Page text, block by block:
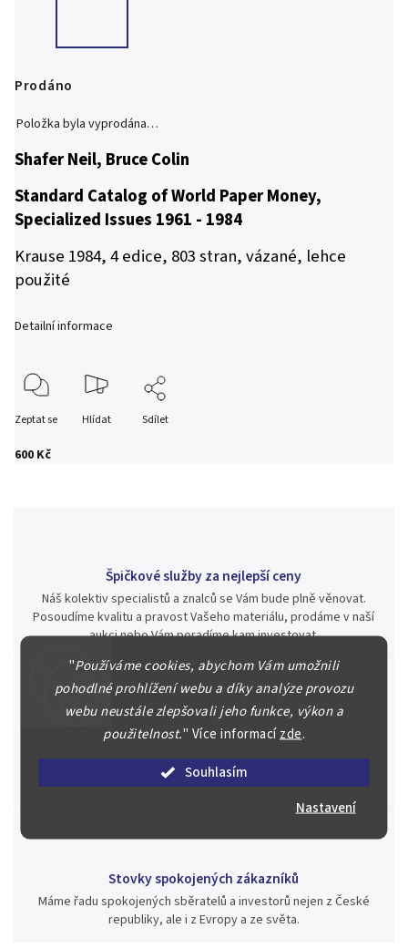
"Používáme cookies, abychom Vám umožnili
pohodlné prohlížení webu a díky analýze provozu
webu neustále zlepšovali jeho funkce, výkon a
použitelnost." Více informacízde.
Souhlasím
Nastavení
600 Kč
Prodáno
Položka byla vyprodána…
Shafer Neil, Bruce Colin
Standard Catalog of World Paper Money,
Specialized Issues 1961 - 1984
Krause 1984, 4 edice, 803 stran, vázané, lehce
použité
Detailní informace
Zeptat se Hlídat Sdílet
Špičkové služby za nejlepší ceny
Náš kolektiv specialistů a znalců se Vám bude plně věnovat.
Posoudíme kvalitu a pravost Vašeho materiálu, prodáme v naší
aukci nebo Vám poradíme kam investovat.
Jsme zde pro Vás nepřetržitě již od roku 2000
jednotlivé kusy unikátních mincí, bankovek, řádů a vyznamenání
za rekordní ceny.
Stovky spokojených zákazníků
Máme řadu spokojených sběratelů a investorů nejen z České
republiky, ale i z Evropy a ze světa.